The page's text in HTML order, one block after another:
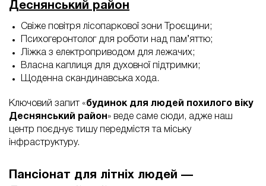
Деснянський район
Свіже повітря лісопаркової зони Троєщини;
Психогеронтолог для роботи над пам’яттю;
Ліжка з електроприводом для лежачих;
Власна каплиця для духовної підтримки;
Щоденна скандинавська хода.
Ключовий запит «будинок для людей похилого віку
Деснянський район » веде саме сюди, адже наш
центр поєднує тишу передмістя та міську
інфраструктуру.
Пансіонат для літніх людей —